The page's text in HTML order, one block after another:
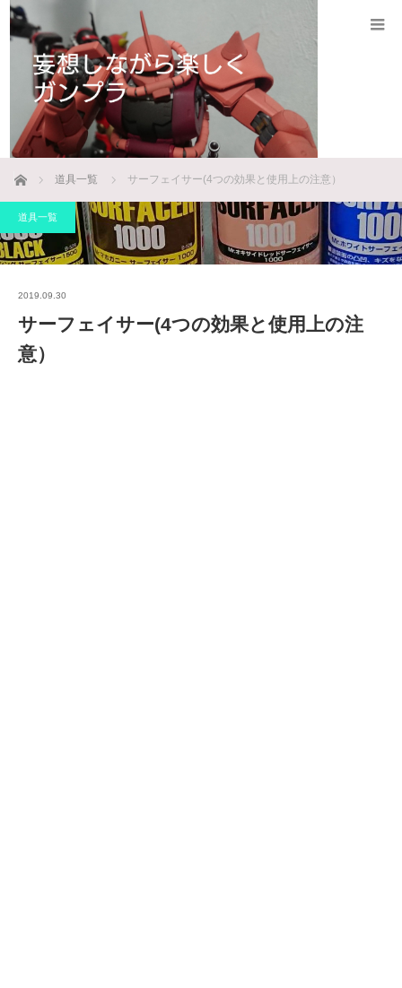
ホーム 道具一覧 サーフェイサー(4つの効果と使用上の注意）
道具一覧
2019.09.30
サーフェイサー(4つの効果と使用上の注
意）